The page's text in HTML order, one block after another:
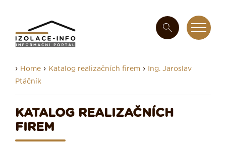
› Home › Katalog realizačních firem ›
Ing. Jaroslav
Ptáčník
KATALOG REALIZAČNÍCH
FIREM